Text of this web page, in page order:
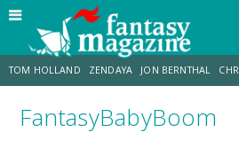
TOM HOLLAND ZENDAYA JON BERNTHAL
STRANIMONDI LUCCA COMICS & GAMES
FantasyBabyBoom